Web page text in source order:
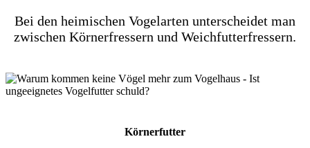
Bei den heimischen Vogelarten unterscheidet man
zwischen Körnerfressern und Weichfutterfressern.
Körnerfutter